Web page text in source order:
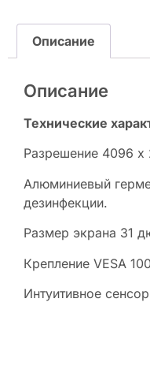
Описание
Описание
Технические
Разрешение 4096 x
Алюминиевый
дезинфекции.
Размер экрана 31
Крепление VESA
Интуитивное